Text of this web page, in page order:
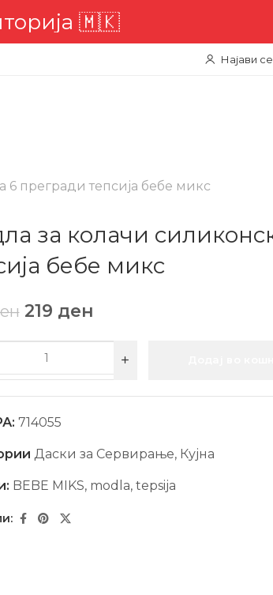
достава низ
Најави
6 прегради тепсија бебе микс
за колачи
бебе микс
219 ден
714055
Даски за Сервирање, Кујна
BEBE MIKS, modla, tepsija